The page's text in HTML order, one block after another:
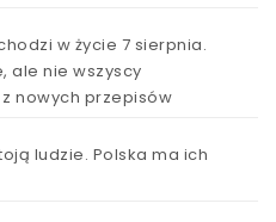
w życie 7 sierpnia.
ale nie wszyscy
nowych przepisów
ludzie. Polska ma ich